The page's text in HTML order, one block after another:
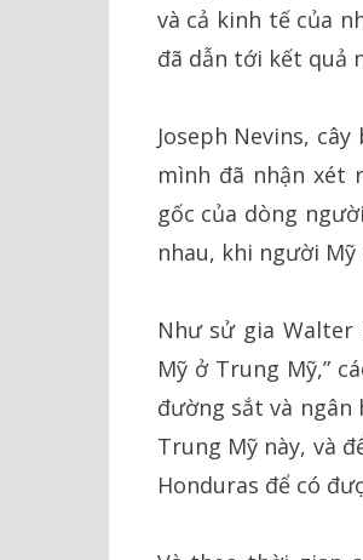
và cả kinh tế của
đã dẫn tới kết quả
Joseph Nevins,
mình đã nhận xét
gốc của dòng
nhau, khi người
Như sử gia Walter
Mỹ ở Trung Mỹ,”
đường sắt và
Trung Mỹ này, và
Honduras để có